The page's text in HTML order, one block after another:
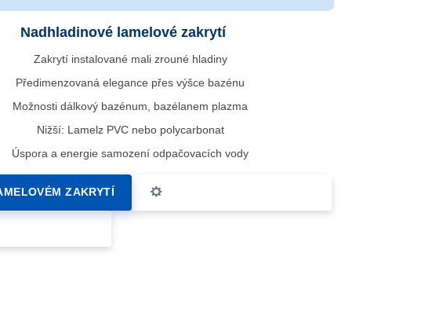
Nadhladinové lamelové zakrytí
Zakrytí instalované mali zrouné hladiny
Předimenzovaná elegance přes výšce bazénu
Možnosti dálkový bazénum, bazélanem plazma
Nižší: Lamelz PVC nebo polycarbonat
Úspora a energie samození odpačovacích vody
ZAKRYTÍ